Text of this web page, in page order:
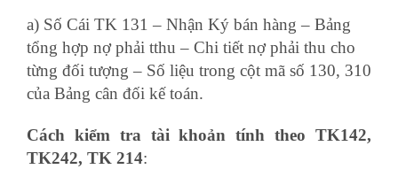
a) Số Cái TK 131 – Nhận Ký bán hàng – Bảng
tổng hợp nợ phải tthu – Chi tiết nợ phải thu cho
từng đối tượng – Số liệu trong cột mã số 130, 310
của Bảng cân đối kế toán.
Cách kiểm tra tài khoản tính theo TK142,
TK242, TK 214: